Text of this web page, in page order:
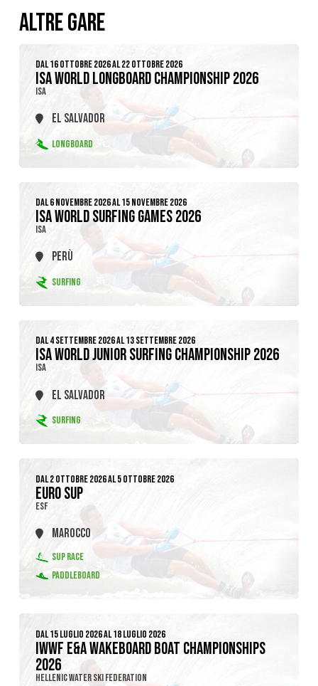
ALTRE GARE
DAL 16 OTTOBRE 2026 AL 22 OTTOBRE 2026
ISA WORLD LONGBOARD CHAMPIONSHIP 2026
ISA
EL SALVADOR
LONGBOARD
DAL 6 NOVEMBRE 2026 AL 15 NOVEMBRE 2026
ISA WORLD SURFING GAMES 2026
ISA
PERÙ
SURFING
DAL 4 SETTEMBRE 2026 AL 13 SETTEMBRE 2026
ISA WORLD JUNIOR SURFING CHAMPIONSHIP 2026
ISA
EL SALVADOR
SURFING
DAL 2 OTTOBRE 2026 AL 5 OTTOBRE 2026
EURO SUP
ESF
MAROCCO
SUP RACE
PADDLEBOARD
DAL 15 LUGLIO 2026 AL 18 LUGLIO 2026
IWWF E&A WAKEBOARD BOAT CHAMPIONSHIPS
2026
HELLENIC WATER SKI FEDERATION